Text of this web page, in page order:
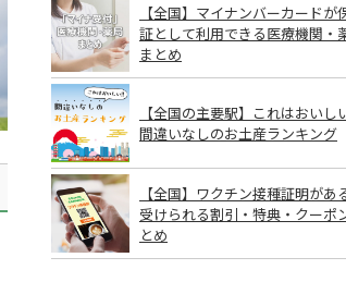
【全国】マイナンバーカードが
証として利用できる医療機関・
まとめ
【全国の主要駅】これはおいし
間違いなしのお土産ランキング
【全国】ワクチン接種証明があ
受けられる割引・特典・クーポ
とめ